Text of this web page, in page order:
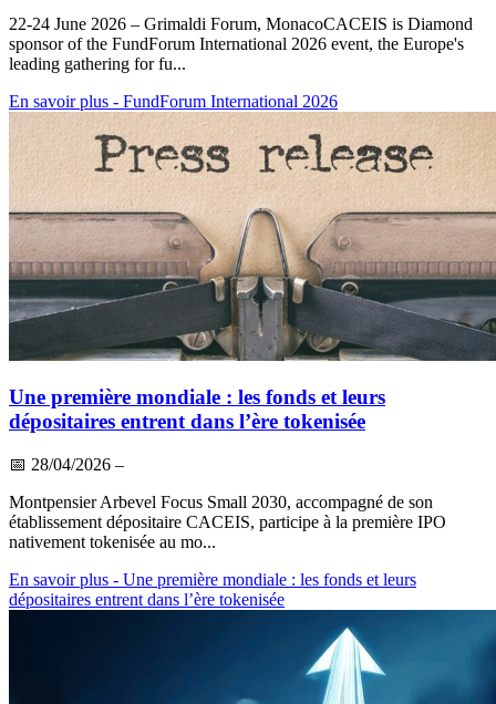
22-24 June 2026 – Grimaldi Forum, MonacoCACEIS is Diamond
sponsor of the FundForum International 2026 event, the Europe's
leading gathering for fu...
En savoir plus - FundForum International 2026
Une première mondiale : les fonds et leurs
dépositaires entrent dans l’ère tokenisée
📅 28/04/2026 –
Montpensier Arbevel Focus Small 2030, accompagné de son
établissement dépositaire CACEIS, participe à la première IPO
nativement tokenisée au mo...
En savoir plus - Une première mondiale : les fonds et leurs
dépositaires entrent dans l’ère tokenisée